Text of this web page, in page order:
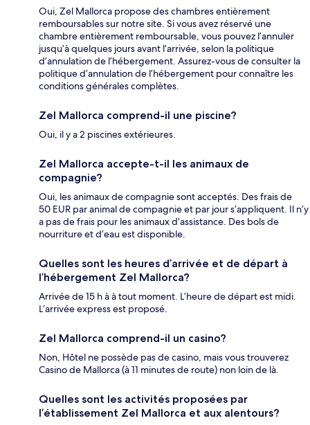
Oui, Zel Mallorca propose des chambres entièrement
remboursables sur notre site. Si vous avez réservé une
chambre entièrement remboursable, vous pouvez l’annuler
jusqu’à quelques jours avant l’arrivée, selon la politique
d’annulation de l’hébergement. Assurez-vous de consulter la
politique d’annulation de l’hébergement pour connaître les
conditions générales complètes.
Zel Mallorca comprend-il une piscine?
Oui, il y a 2 piscines extérieures.
Zel Mallorca accepte-t-il les animaux de
compagnie?
Oui, les animaux de compagnie sont acceptés. Des frais de
50 EUR par animal de compagnie et par jour s’appliquent. Il n’y
a pas de frais pour les animaux d’assistance. Des bols de
nourriture et d’eau est disponible.
Quelles sont les heures d’arrivée et de départ à
l’hébergement Zel Mallorca?
Arrivée de 15 h à à tout moment. L’heure de départ est midi.
L’arrivée express est proposé.
Zel Mallorca comprend-il un casino?
Non, Hôtel ne possède pas de casino, mais vous trouverez
Casino de Mallorca (à 11 minutes de route) non loin de là.
Quelles sont les activités proposées par
l’établissement Zel Mallorca et aux alentours?